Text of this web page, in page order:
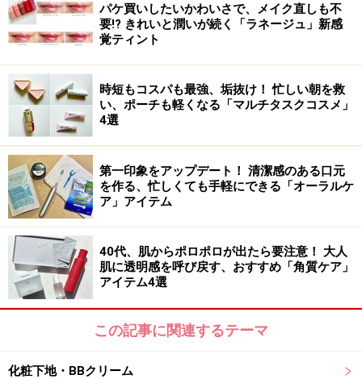
パケ買いしたいかわいさで、メイク直しも不
要!? きれいと潤いが続く「ラネージュ」新感
覚ティント
時短もコスパも最強、垢抜け！ 忙しい朝を救
い、ポーチも軽くなる「マルチタスクコスメ」
4選
第一印象をアップデート！ 清潔感のある口元
を作る、忙しくても手軽にできる「オーラルケ
ア」アイテム
40代、肌からポロポロが出たら要注意！ 大人
肌に透明感を呼び戻す、おすすめ「角質ケア」
アイテム4選
この記事に関連するテーマ
化粧下地・BBクリーム